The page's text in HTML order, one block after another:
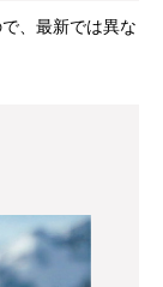
、最新では異な